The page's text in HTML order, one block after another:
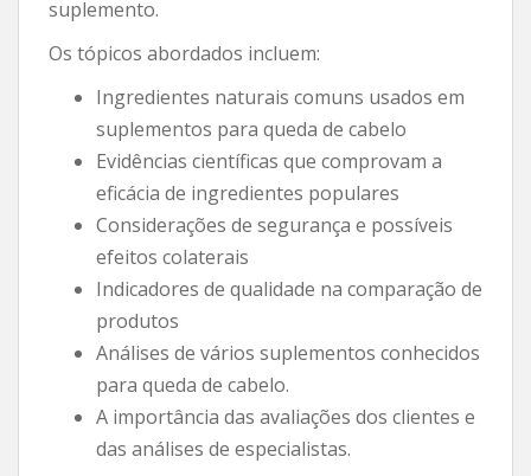
suplemento.
Os tópicos abordados incluem:
Ingredientes naturais comuns usados ​​em
suplementos para queda de cabelo
Evidências científicas que comprovam a
eficácia de ingredientes populares
Considerações de segurança e possíveis
efeitos colaterais
Indicadores de qualidade na comparação de
produtos
Análises de vários suplementos conhecidos
para queda de cabelo.
A importância das avaliações dos clientes e
das análises de especialistas.